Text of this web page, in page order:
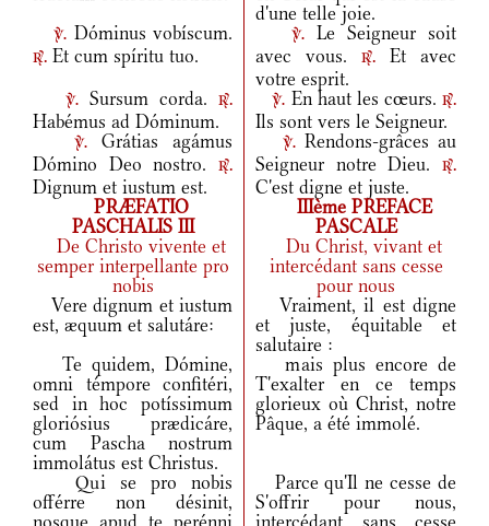
d'une telle joie.
v. Dóminus vobíscum.
r. Et cum spíritu tuo.
v.
Le Seigneur soit
avec vous.
r.
Et avec
votre esprit.
v. Sursum corda. r.
Habémus ad Dóminum.
v. En haut les cœurs. r.
Ils sont vers le Seigneur.
v.
Grátias agámus
Dómino Deo nostro.
r.
Dignum et iustum est.
v.Rendons-grâces au
Seigneur notre Dieu.
r.
C'est digne et juste.
PRÆFATIO
PASCHALIS III
IIIème PREFACE
PASCALE
De Christo vivente et
semper interpellante pro
nobis
Du Christ, vivant et
intercédant sans cesse
pour nous
Vere dignum et iustum
est, æquum et salutáre:
Vraiment, il est digne
et juste, équitable et
salutaire :
Te quidem, Dómine,
omni témpore confitéri,
sed in hoc potíssimum
gloriósius prædicáre,
cum Pascha nostrum
immolátus est Christus.
mais plus encore de
T'exalter en ce temps
glorieux où Christ, notre
Pâque, a été immolé.
Qui se pro nobis
offérre non désinit,
Parce qu'Il ne cesse de
S'offrir pour nous,